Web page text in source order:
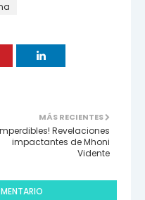
MÁS RECIENTES
Revelaciones
impactantes de Mhoni
Vidente